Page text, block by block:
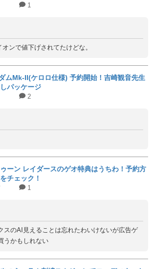
1
ンで値下げされてたけどな。
ムMk-II(ケロロ仕様) 予約開始！吉崎観音先生
パッケージ
2
ーン レイダースのゲオ特典はうちわ！予約方
チェック！
1
スのAI見えることは忘れたわいけないが広告ゲ
うかもしれない